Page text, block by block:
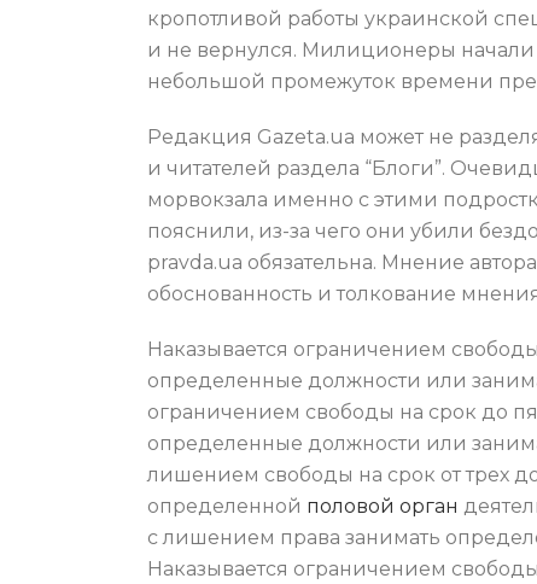
кропотливой работы украинской
и не вернулся. Милиционеры
небольшой промежуток времени
Редакция Gazeta.ua может не
и читателей раздела “Блоги”.
морвокзала именно с этими
пояснили, из-за чего они убили
pravda.ua обязательна. Мнение
обоснованность и толкование
Наказывается ограничением
определенные должности или
ограничением свободы на срок до
определенные должности или
лишением свободы на срок от трех
определенной половой орган
с лишением права занимать
Наказывается ограничением